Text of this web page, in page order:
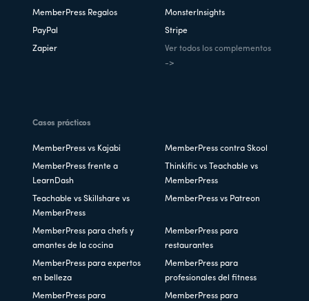
MemberPress Regalos MonsterInsights
PayPal Stripe
Zapier
Ver todos los complementos
->
Casos prácticos
MemberPress vs Kajabi MemberPress contra Skool
MemberPress frente a
LearnDash
Thinkific vs Teachable vs
MemberPress
Teachable vs Skillshare vs
MemberPress
MemberPress vs Patreon
MemberPress para chefs y
amantes de la cocina
MemberPress para
restaurantes
MemberPress para expertos
en belleza
MemberPress para
profesionales del fitness
MemberPress para
MemberPress para